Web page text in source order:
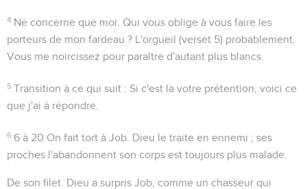
4 Ne concerne que moi . Qui vous oblige à vous faire les
porteurs de mon fardeau ? L'orgueil (verset 5) probablement.
Vous me noircissez pour paraître d'autant plus blancs.
5 Transition à ce qui suit : Si c'est là votre prétention, voici ce
que j'ai à répondre.
6 6 à 20 On fait tort à Job. Dieu le traite en ennemi ; ses
proches l'abandonnent son corps est toujours plus malade.
De son filet . Dieu a surpris Job, comme un chasseur qui